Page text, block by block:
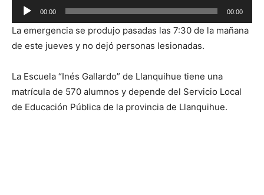
Reproductor
de
audio
00:00 00:00
La emergencia se produjo pasadas las 7:30 de la mañana
de este jueves y no dejó personas lesionadas.
La Escuela “Inés Gallardo” de Llanquihue tiene una
matrícula de 570 alumnos y depende del Servicio Local
de Educación Pública de la provincia de Llanquihue.